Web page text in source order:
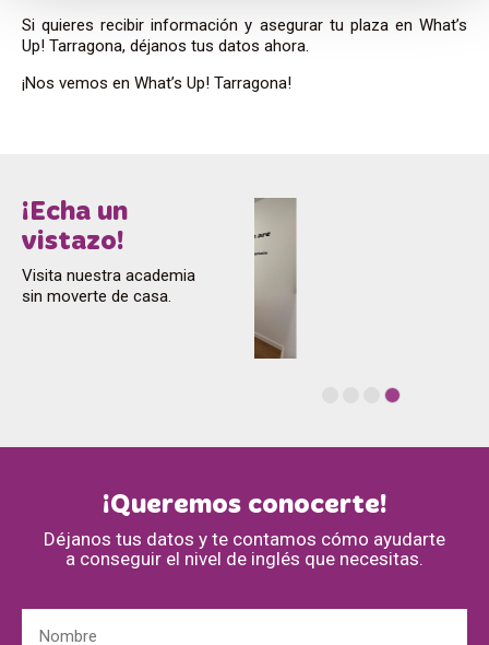
Si quieres recibir información y asegurar tu plaza en What’s
Up! Tarragona, déjanos tus datos ahora.
¡Nos vemos en What’s Up! Tarragona!
¡Echa un
vistazo!
Visita nuestra academia
sin moverte de casa.
¡Queremos conocerte!
Déjanos tus datos y te contamos cómo ayudarte
a conseguir el nivel de inglés que necesitas.